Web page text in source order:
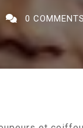
0 COMMENTS